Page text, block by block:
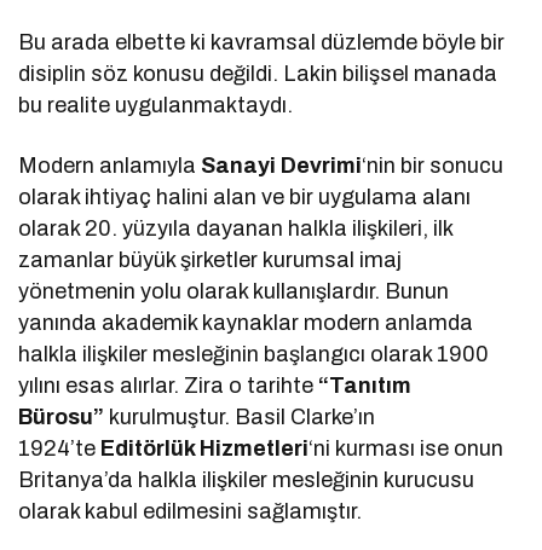
Bu arada elbette ki kavramsal düzlemde böyle bir
disiplin söz konusu değildi. Lakin bilişsel manada
bu realite uygulanmaktaydı.
Modern anlamıyla Sanayi Devrimi‘nin bir sonucu
olarak ihtiyaç halini alan ve bir uygulama alanı
olarak 20. yüzyıla dayanan halkla ilişkileri, ilk
zamanlar büyük şirketler kurumsal imaj
yönetmenin yolu olarak kullanışlardır. Bunun
yanında akademik kaynaklar modern anlamda
halkla ilişkiler mesleğinin başlangıcı olarak 1900
yılını esas alırlar. Zira o tarihte “Tanıtım
Bürosu” kurulmuştur. Basil Clarke’ın
1924’te Editörlük Hizmetleri‘ni kurması ise onun
Britanya’da halkla ilişkiler mesleğinin kurucusu
olarak kabul edilmesini sağlamıştır.